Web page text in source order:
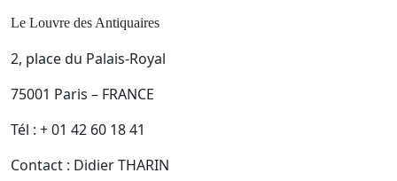
Le Louvre des Antiquaires
2, place du Palais-Royal
75001 Paris – FRANCE
Tél : + 01 42 60 18 41
Contact : Didier THARIN